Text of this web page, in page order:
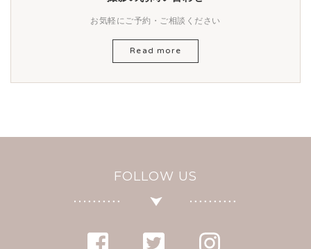
お気軽にご予約・ご相談ください
Read more
FOLLOW US